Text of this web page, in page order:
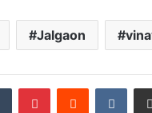
Jalgaon
Tumblr PinterestReddit